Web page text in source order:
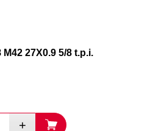
27X0.9 5/8 t.p.i.